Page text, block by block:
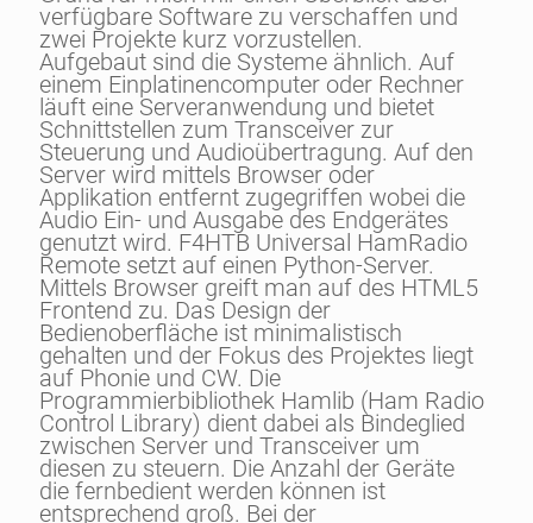
verfügbare Software zu verschaffen und
zwei Projekte kurz vorzustellen.
Aufgebaut sind die Systeme ähnlich. Auf
einem Einplatinencomputer oder Rechner
läuft eine Serveranwendung und bietet
Schnittstellen zum Transceiver zur
Steuerung und Audioübertragung. Auf den
Server wird mittels Browser oder
Applikation entfernt zugegriffen wobei die
Audio Ein- und Ausgabe des Endgerätes
genutzt wird. F4HTB Universal HamRadio
Remote setzt auf einen Python-Server.
Mittels Browser greift man auf des HTML5
Frontend zu. Das Design der
Bedienoberfläche ist minimalistisch
gehalten und der Fokus des Projektes liegt
auf Phonie und CW. Die
Programmierbibliothek Hamlib (Ham Radio
Control Library) dient dabei als Bindeglied
zwischen Server und Transceiver um
diesen zu steuern. Die Anzahl der Geräte
die fernbedient werden können ist
entsprechend groß. Bei der